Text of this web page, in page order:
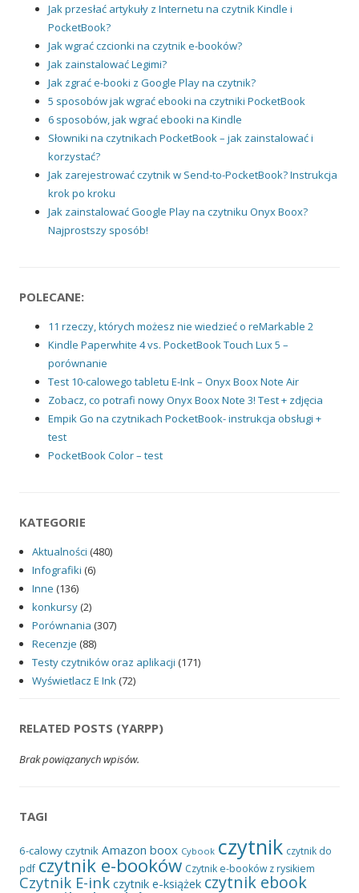
Jak przesłać artykuły z Internetu na czytnik Kindle i
PocketBook?
Jak wgrać czcionki na czytnik e-booków?
Jak zainstalować Legimi?
Jak zgrać e-booki z Google Play na czytnik?
5 sposobów jak wgrać ebooki na czytniki PocketBook
6 sposobów, jak wgrać ebooki na Kindle
Słowniki na czytnikach PocketBook – jak zainstalować i
korzystać?
Jak zarejestrować czytnik w Send-to-PocketBook? Instrukcja
krok po kroku
Jak zainstalować Google Play na czytniku Onyx Boox?
Najprostszy sposób!
POLECANE:
11 rzeczy, których możesz nie wiedzieć o reMarkable 2
Kindle Paperwhite 4 vs. PocketBook Touch Lux 5 –
porównanie
Test 10-calowego tabletu E-Ink – Onyx Boox Note Air
Zobacz, co potrafi nowy Onyx Boox Note 3! Test + zdjęcia
Empik Go na czytnikach PocketBook- instrukcja obsługi +
test
PocketBook Color – test
KATEGORIE
Aktualności (480)
Infografiki (6)
Inne (136)
konkursy(2)
Porównania (307)
Recenzje (88)
Testy czytników oraz aplikacji (171)
Wyświetlacz E Ink(72)
RELATED POSTS (YARPP)
Brak powiązanych wpisów.
TAGI
6-calowy czytnik Amazon boox Cybook czytnik czytnik do
pdf czytnik e-booków Czytnik e-booków z rysikiem
Czytnik E-ink czytnik e-książek czytnik ebook